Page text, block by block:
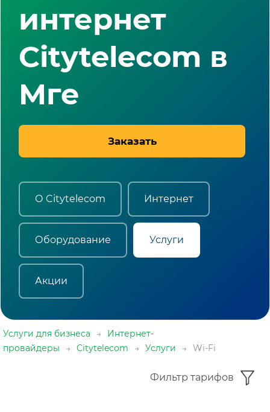
интернет
Citytelecom в
Мге
Заказать
О Citytelecom Интернет
Оборудование Услуги
Акции
Услуги для бизнеса →
Интернет-
провайдеры
→ Citytelecom → Услуги → Wi-Fi
Фильтр тарифов